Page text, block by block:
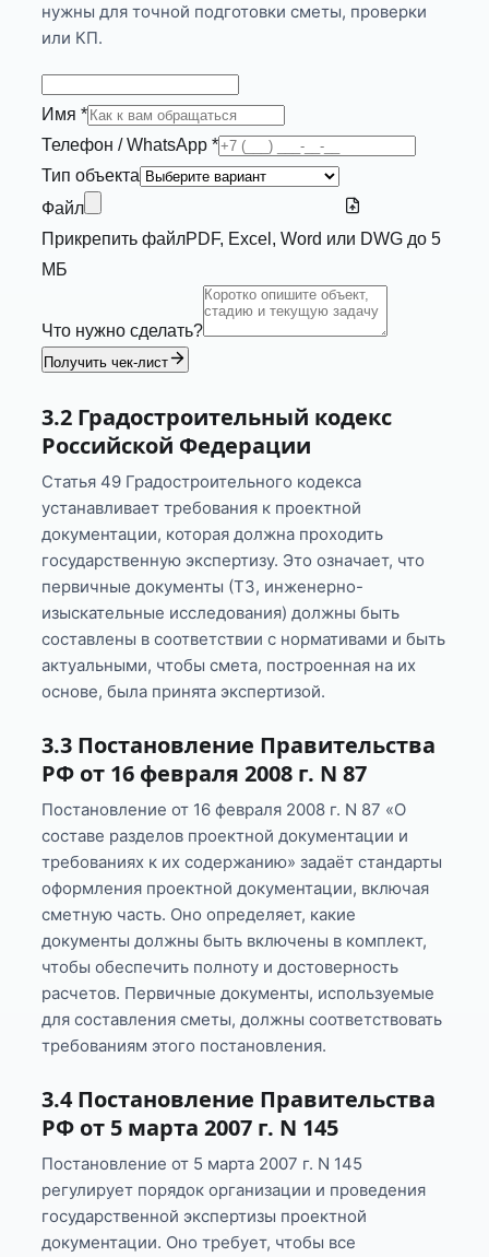
нужны для точной подготовки сметы, проверки
или КП.
Имя *
Телефон / WhatsApp *
Тип объекта
Файл
Прикрепить файлPDF, Excel, Word или DWG до 5
МБ
Что нужно сделать?
Получить чек-лист
3.2 Градостроительный кодекс
Российской Федерации
Статья 49 Градостроительного кодекса
устанавливает требования к проектной
документации, которая должна проходить
государственную экспертизу. Это означает, что
первичные документы (ТЗ, инженерно-
изыскательные исследования) должны быть
составлены в соответствии с нормативами и быть
актуальными, чтобы смета, построенная на их
основе, была принята экспертизой.
3.3 Постановление Правительства
РФ от 16 февраля 2008 г. N 87
Постановление от 16 февраля 2008 г. N 87 «О
составе разделов проектной документации и
требованиях к их содержанию» задаёт стандарты
оформления проектной документации, включая
сметную часть. Оно определяет, какие
документы должны быть включены в комплект,
чтобы обеспечить полноту и достоверность
расчетов. Первичные документы, используемые
для составления сметы, должны соответствовать
требованиям этого постановления.
3.4 Постановление Правительства
РФ от 5 марта 2007 г. N 145
Постановление от 5 марта 2007 г. N 145
регулирует порядок организации и проведения
государственной экспертизы проектной
документации. Оно требует, чтобы все